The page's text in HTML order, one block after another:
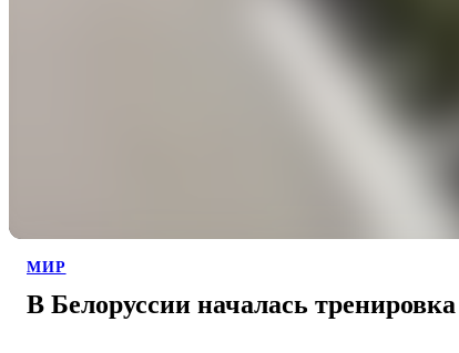
МИР
В Белоруссии началась тренировка